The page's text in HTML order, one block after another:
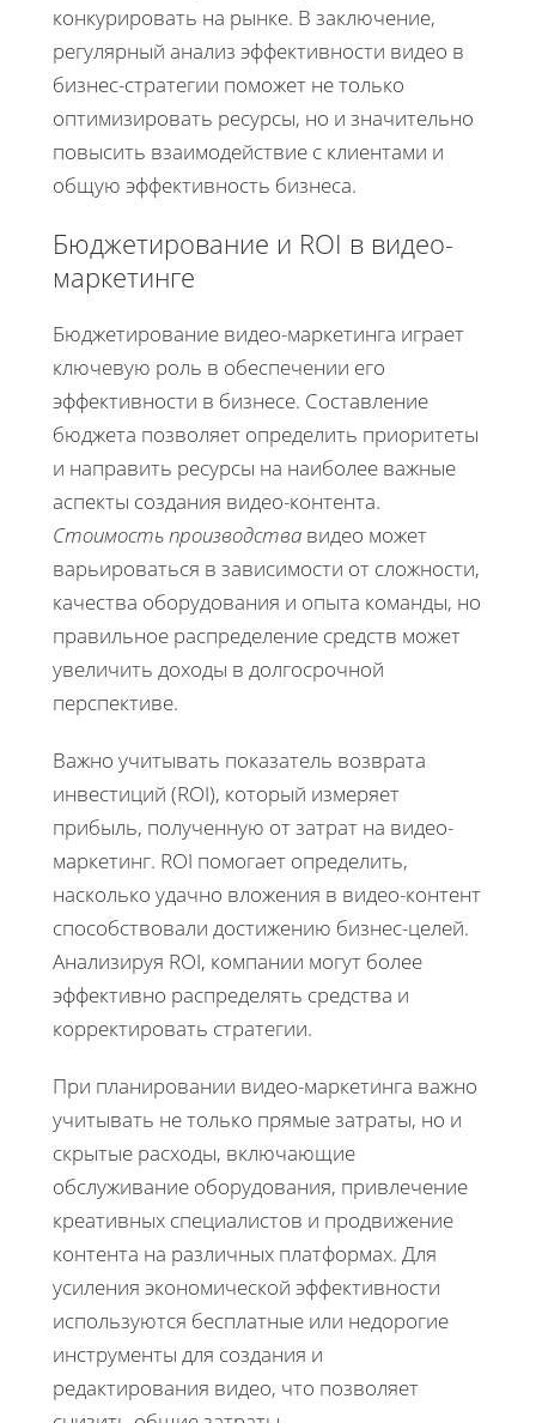
конкурировать на рынке. В заключение,
регулярный анализ эффективности видео в
бизнес-стратегии поможет не только
оптимизировать ресурсы, но и значительно
повысить взаимодействие с клиентами и
общую эффективность бизнеса.
Бюджетирование и ROI в видео-
маркетинге
Бюджетирование видео-маркетинга играет
ключевую роль в обеспечении его
эффективности в бизнесе. Составление
бюджета позволяет определить приоритеты
и направить ресурсы на наиболее важные
аспекты создания видео-контента.
Стоимость производства видео может
варьироваться в зависимости от сложности,
качества оборудования и опыта команды, но
правильное распределение средств может
увеличить доходы в долгосрочной
перспективе.
Важно учитывать показатель возврата
инвестиций (ROI), который измеряет
прибыль, полученную от затрат на видео-
маркетинг. ROI помогает определить,
насколько удачно вложения в видео-контент
способствовали достижению бизнес-целей.
Анализируя ROI, компании могут более
эффективно распределять средства и
корректировать стратегии.
При планировании видео-маркетинга важно
учитывать не только прямые затраты, но и
скрытые расходы, включающие
обслуживание оборудования, привлечение
креативных специалистов и продвижение
контента на различных платформах. Для
усиления экономической эффективности
используются бесплатные или недорогие
инструменты для создания и
редактирования видео, что позволяет